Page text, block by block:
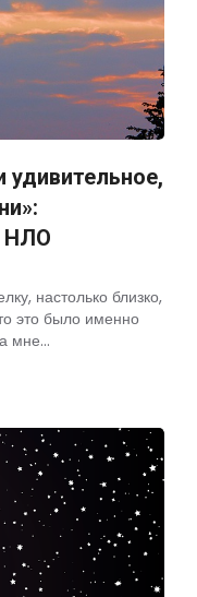
удивительное,
НЛО
настолько близко,
это было именно
мне...